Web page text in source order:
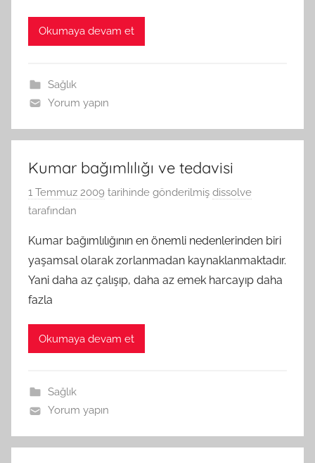
Okumaya devam et
Sağlık
Yorum yapın
Kumar bağımlılığı ve tedavisi
1 Temmuz 2009 tarihinde gönderilmiş dissolve
tarafından
Kumar bağımlılığının en önemli nedenlerinden biri
yaşamsal olarak zorlanmadan kaynaklanmaktadır.
Yani daha az çalışıp, daha az emek harcayıp daha
fazla
Okumaya devam et
Sağlık
Yorum yapın